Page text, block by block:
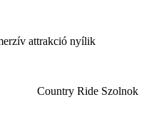
attrakció nyílik
Country Ride Szolnok